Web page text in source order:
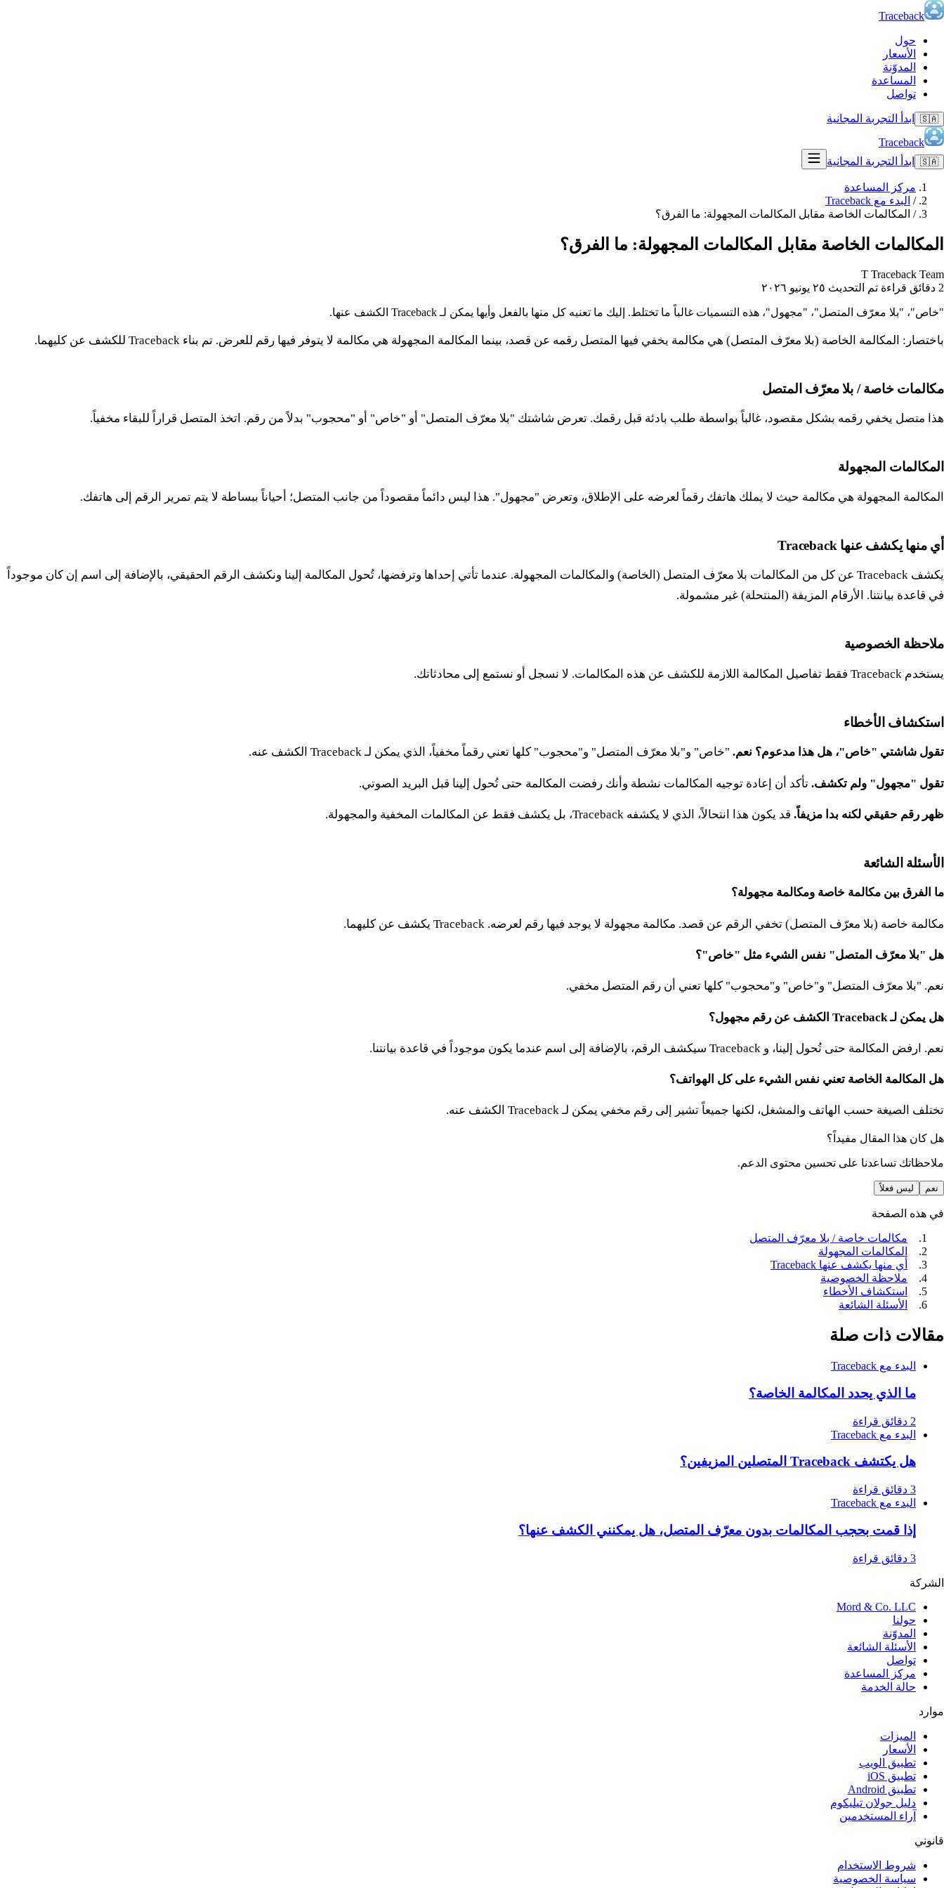
Traceback
حول
الأسعار
المدوّنة
المساعدة
تواصل
🇸🇦
ابدأ التجربة المجانية
Traceback
🇸🇦 ابدأ التجربة المجانية
مركز المساعدة
/ البدء مع Traceback
/ المكالمات الخاصة مقابل المكالمات المجهولة: ما الفرق؟
المكالمات الخاصة مقابل المكالمات المجهولة: ما الفرق؟
T Traceback Team
2 دقائق قراءة
تم التحديث ٢٥ يونيو ٢٠٢٦
"خاص"، "بلا معرّف المتصل"، "مجهول"، هذه التسميات غالباً ما تختلط. إليك ما تعنيه كل منها بالفعل وأيها يمكن لـ Traceback الكشف عنها.
باختصار: المكالمة الخاصة (بلا معرّف المتصل) هي مكالمة يخفي فيها المتصل رقمه عن قصد، بينما المكالمة المجهولة هي مكالمة لا يتوفر فيها رقم للعرض. تم بناء Traceback للكشف عن كليهما.
مكالمات خاصة / بلا معرّف المتصل
هذا متصل يخفي رقمه بشكل مقصود، غالباً بواسطة طلب بادئة قبل رقمك. تعرض شاشتك "بلا معرّف المتصل" أو "خاص" أو "محجوب" بدلاً من رقم. اتخذ المتصل قراراً للبقاء مخفياً.
المكالمات المجهولة
المكالمة المجهولة هي مكالمة حيث لا يملك هاتفك رقماً لعرضه على الإطلاق، وتعرض "مجهول". هذا ليس دائماً مقصوداً من جانب المتصل؛ أحياناً ببساطة لا يتم تمرير الرقم إلى هاتفك.
أي منها يكشف عنها Traceback
يكشف Traceback عن كل من المكالمات بلا معرّف المتصل (الخاصة) والمكالمات المجهولة. عندما تأتي إحداها وترفضها، تُحول المكالمة إلينا ونكشف الرقم الحقيقي، بالإضافة إلى اسم إن كان موجوداً
في قاعدة بيانتنا. الأرقام المزيفة (المنتحلة) غير مشمولة.
ملاحظة الخصوصية
يستخدم Traceback فقط تفاصيل المكالمة اللازمة للكشف عن هذه المكالمات. لا نسجل أو نستمع إلى محادثاتك.
استكشاف الأخطاء
تقول شاشتي "خاص"، هل هذا مدعوم؟ نعم. "خاص" و"بلا معرّف المتصل" و"محجوب" كلها تعني رقماً مخفياً، الذي يمكن لـ Traceback الكشف عنه.
تقول "مجهول" ولم تكشف. تأكد أن إعادة توجيه المكالمات نشطة وأنك رفضت المكالمة حتى تُحول إلينا قبل البريد الصوتي.
ظهر رقم حقيقي لكنه بدا مزيفاً. قد يكون هذا انتحالاً، الذي لا يكشفه Traceback، بل يكشف فقط عن المكالمات المخفية والمجهولة.
الأسئلة الشائعة
ما الفرق بين مكالمة خاصة ومكالمة مجهولة؟
مكالمة خاصة (بلا معرّف المتصل) تخفي الرقم عن قصد. مكالمة مجهولة لا يوجد فيها رقم لعرضه. Traceback يكشف عن كليهما.
هل "بلا معرّف المتصل" نفس الشيء مثل "خاص"؟
نعم. "بلا معرّف المتصل" و"خاص" و"محجوب" كلها تعني أن رقم المتصل مخفي.
هل يمكن لـ Traceback الكشف عن رقم مجهول؟
نعم. ارفض المكالمة حتى تُحول إلينا، و Traceback سيكشف الرقم، بالإضافة إلى اسم عندما يكون موجوداً في قاعدة بيانتنا.
هل المكالمة الخاصة تعني نفس الشيء على كل الهواتف؟
تختلف الصيغة حسب الهاتف والمشغل، لكنها جميعاً تشير إلى رقم مخفي يمكن لـ Traceback الكشف عنه.
هل كان هذا المقال مفيداً؟
ملاحظاتك تساعدنا على تحسين محتوى الدعم.
نعم ليس فعلاً
في هذه الصفحة
مكالمات خاصة / بلا معرّف المتصل
المكالمات المجهولة
أي منها يكشف عنها Traceback
ملاحظة الخصوصية
استكشاف الأخطاء
الأسئلة الشائعة
مقالات ذات صلة
البدء مع Traceback
ما الذي يحدد المكالمة الخاصة؟
2 دقائق قراءة
البدء مع Traceback
هل يكتشف Traceback المتصلين المزيفين؟
3 دقائق قراءة
البدء مع Traceback
إذا قمت بحجب المكالمات بدون معرّف المتصل، هل يمكنني الكشف عنها؟
3 دقائق قراءة
الشركة
Mord & Co. LLC
حولنا
المدوّنة
الأسئلة الشائعة
تواصل
مركز المساعدة
حالة الخدمة
موارد
الميزات
الأسعار
تطبيق الويب
تطبيق iOS
تطبيق Android
دليل جولان تيليكوم
آراء المستخدمين
قانوني
شروط الاستخدام
سياسة الخصوصية